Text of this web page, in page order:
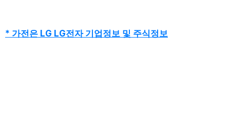
* 가전은 LG LG전자 기업정보 및 주식정보